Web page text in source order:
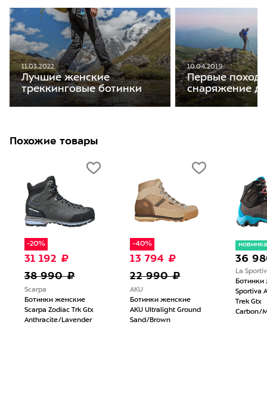
11.03.2022
Лучшие женские
треккинговые ботинки
10.04.2019
Первые
снаряжение
Похожие товары
-20%
31 192 ₽
38 990 ₽
Scarpa
Ботинки женские
Scarpa Zodiac Trk Gtx
Anthracite/Lavender
-40%
13 794 ₽
22 990 ₽
AKU
Ботинки женские
AKU Ultralight Ground
Sand/Brown
новинка
36
La
Ботинки
Sportiva
Trek Gtx
Carbon/